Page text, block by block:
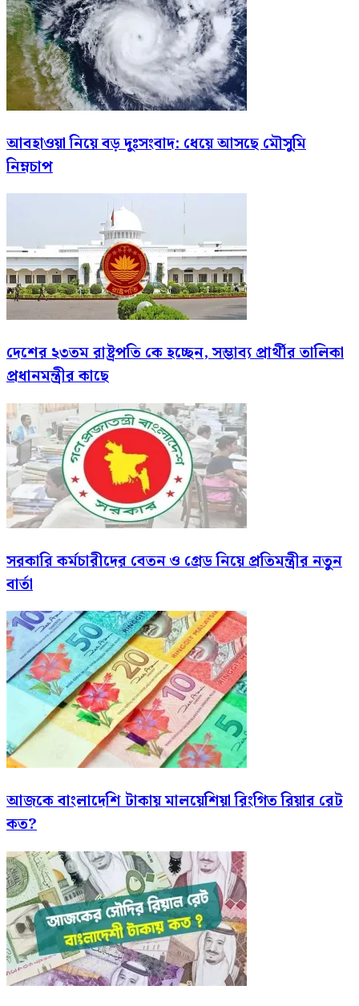
আবহাওয়া নিয়ে বড় দুঃসংবাদ: ধেয়ে আসছে মৌসুমি
নিম্নচাপ
দেশের ২৩তম রাষ্ট্রপতি কে হচ্ছেন, সম্ভাব্য প্রার্থীর তালিকা
প্রধানমন্ত্রীর কাছে
সরকারি কর্মচারীদের বেতন ও গ্রেড নিয়ে প্রতিমন্ত্রীর নতুন
বার্তা
আজকে বাংলাদেশি টাকায় মালয়েশিয়া রিংগিত রিয়ার রেট
কত?